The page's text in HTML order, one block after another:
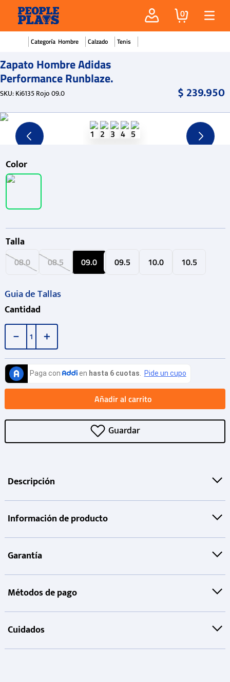
0
Hombre Calzado Tenis
Zapato Hombre Adidas
Performance Runblaze.
SKU:Ki6135 Rojo 09.0 $239.950
Color
Talla
08.0 08.5 09.0 09.5 10.0 10.5
Guia de Tallas
Cantidad
＋
－
Añadir al carrito
Descripción
Información de producto
Garantía
Métodos de pago
Cuidados